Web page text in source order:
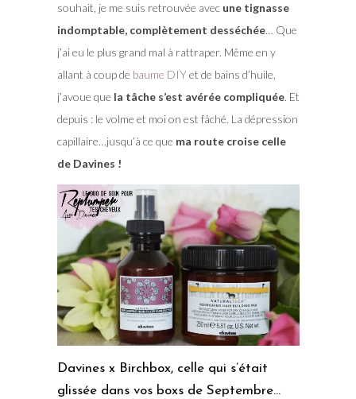
souhait, je me suis retrouvée avec une tignasse
indomptable, complètement desséchée… Que
j’ai eu le plus grand mal à rattraper. Même en y
allant à coup de baume DIYet de bains d’huile,
j’avoue que la tâche s’est avérée compliquée. Et
depuis : le volme et moi on est fâché. La dépression
capillaire…jusqu’à ce que ma route croise celle
de Davines !
Davines x Birchbox, celle qui s’était
glissée dans vos boxs de Septembre…